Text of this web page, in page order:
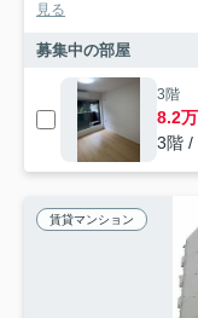
見る
募集中の部屋
3階
8.2
3階 /
賃貸マンション